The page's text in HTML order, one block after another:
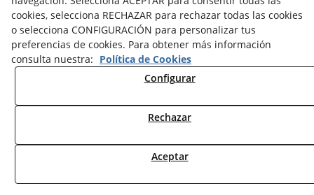
CONTÁCTENOS
cookies, selecciona RECHAZAR para rechazar todas las cookies
o selecciona CONFIGURACIÓN para personalizar tus
preferencias de cookies. Para obtener más información
consulta nuestra: Política de Cookies
Configurar
Rechazar
Aceptar